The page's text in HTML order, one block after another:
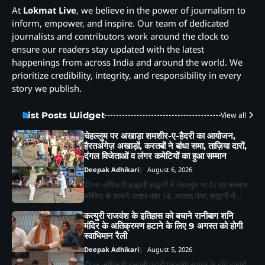
At Lokmat Live, we believe in the power of journalism to
inform, empower, and inspire. Our team of dedicated
journalists and contributors work around the clock to
ensure our readers stay updated with the latest
happenings from across India and around the world. We
prioritize credibility, integrity, and responsibility in every
story we publish.
List Posts Widget View all
चेहल्लुम पर अखाड़ा शमशीर-ए-हैदरी का आयोजन,
हैरतअंगेज़ अखाड़ों, करतबों ने बांधा समा, ताज़िया दारों,
दंगल विजेताओं व लंगर कमेटियों का हुआ सम्मान
Deepak Adhikari August 6, 2026
दीपक अधिकारी हल्द्वानी हल्द्वानी में चेहल्लुम पर देर रात कस्बान
मस्जिद के सामने, लाइन नंबर 14, आजाद नगर, हल्द्वानी में…
कत्युरी राजवंश के इतिहास को बचाने रानीबाग शनि
मंदिर के अतिक्रमण हटाने के लिए 9 अगस्त को होगी
स्वाभिमान रैली
Deepak Adhikari August 5, 2026